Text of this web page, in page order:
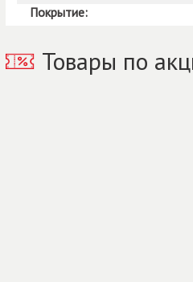
Покрытие:
Товары по